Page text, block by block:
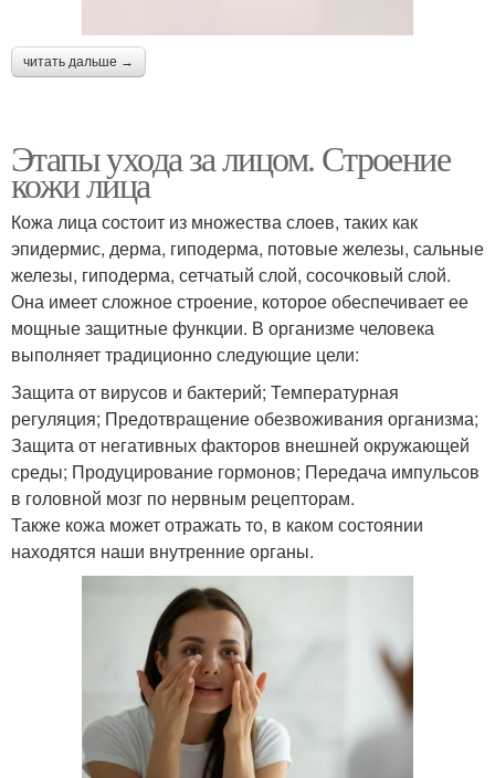
читать дальше →
Этапы ухода за лицом. Строение
кожи лица
Кожа лица состоит из множества слоев, таких как
эпидермис, дерма, гиподерма, потовые железы, сальные
железы, гиподерма, сетчатый слой, сосочковый слой.
Она имеет сложное строение, которое обеспечивает ее
мощные защитные функции. В организме человека
выполняет традиционно следующие цели:
Защита от вирусов и бактерий; Температурная
регуляция; Предотвращение обезвоживания организма;
Защита от негативных факторов внешней окружающей
среды; Продуцирование гормонов; Передача импульсов
в головной мозг по нервным рецепторам.
Также кожа может отражать то, в каком состоянии
находятся наши внутренние органы.